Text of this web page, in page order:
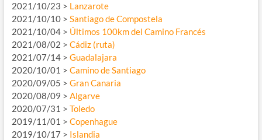
2021/10/23 > Lanzarote
2021/10/10 > Santiago de Compostela
2021/10/04 > Últimos 100km del Camino Francés
2021/08/02 > Cádiz (ruta)
2021/07/14 > Guadalajara
2020/10/01 > Camino de Santiago
2020/09/05 > Gran Canaria
2020/08/09 > Algarve
2020/07/31 > Toledo
2019/11/01 > Copenhague
2019/10/17 > Islandia